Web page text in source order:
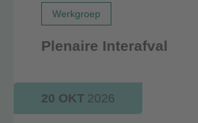
Werkgroep
Plenaire Interafval
20 OKT 2026